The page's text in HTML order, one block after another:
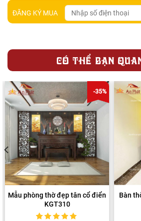
ĐĂNG KÝ MUA
CÓ THỂ BẠN
-35%
Mẫu phòng thờ đẹp tân cổ điển
KGT310
Bàn